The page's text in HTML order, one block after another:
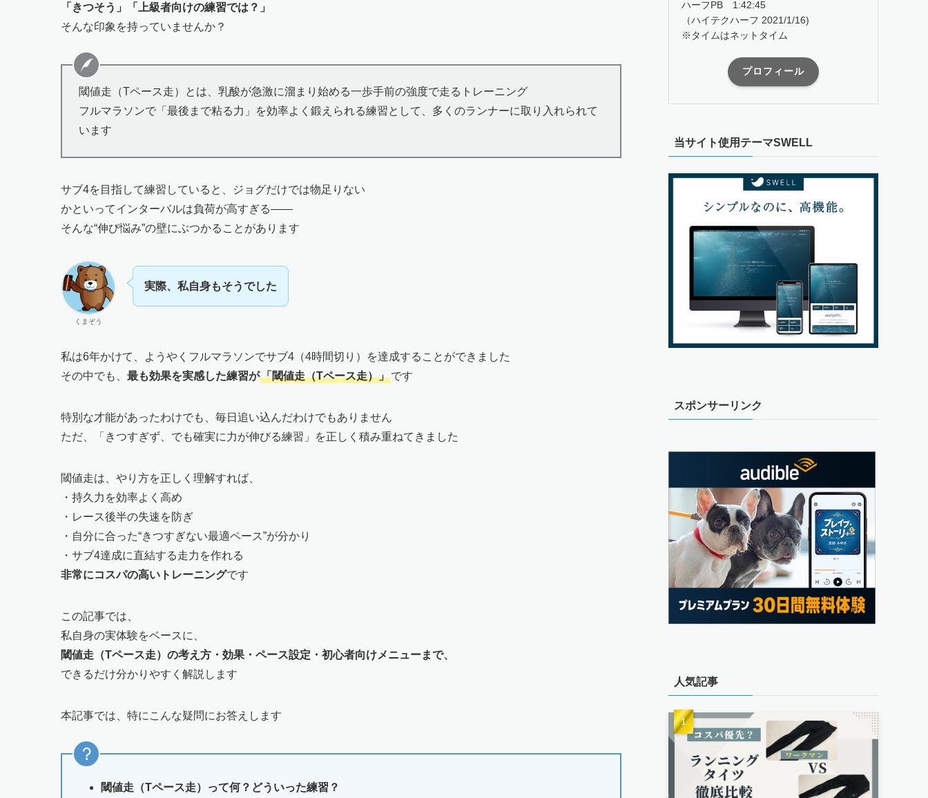
「きつそう」「上級者向けの練習では？」
そんな印象を持っていませんか？
閾値走（Tペース走）とは、乳酸が急激に溜まり始める一歩手前の強度で走るトレーニング
フルマラソンで「最後まで粘る力」を効率よく鍛えられる練習として、多くのランナーに取り入れられて
います
サブ4を目指して練習していると、ジョグだけでは物足りない
かといってインターバルは負荷が高すぎる——
そんな“伸び悩み”の壁にぶつかることがあります
くまぞう
実際、私自身もそうでした
私は6年かけて、ようやくフルマラソンでサブ4（4時間切り）を達成することができました
その中でも、 最も効果を実感した練習が「閾値走（Tペース走）」です
特別な才能があったわけでも、毎日追い込んだわけでもありません
ただ、「きつすぎず、でも確実に力が伸びる練習」を正しく積み重ねてきました
閾値走は、やり方を正しく理解すれば、
・持久力を効率よく高め
・レース後半の失速を防ぎ
・自分に合った“きつすぎない最適ペース”が分かり
・サブ4達成に直結する走力を作れる
非常にコスパの高いトレーニングです
この記事では、
私自身の実体験をベースに、
閾値走（Tペース走）の考え方・効果・ペース設定・初心者向けメニューまで、
できるだけ分かりやすく解説します
本記事では、特にこんな疑問にお答えします
閾値走（Tペース走）って何？どういった練習？
ハーフPB 1:42:45
（ハイテクハーフ 2021/1/16)
※タイムはネットタイム
プロフィール
当サイト使用テーマSWELL
スポンサーリンク
人気記事